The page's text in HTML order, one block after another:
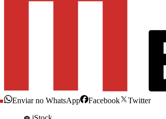
Enviar no WhatsApp Facebook
Twitter